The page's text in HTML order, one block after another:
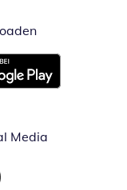
Öffnet in
Fenster
Media